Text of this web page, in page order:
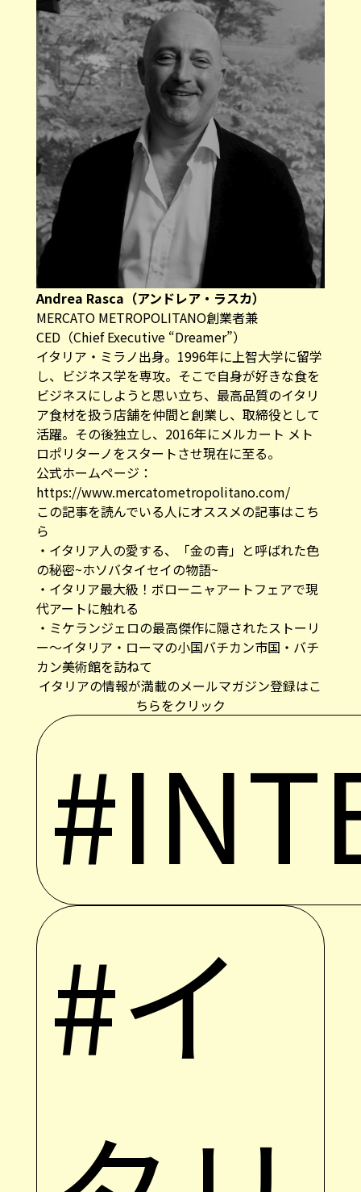
Andrea Rasca（アンドレア・ラスカ）
MERCATO METROPOLITANO創業者兼
CED（Chief Executive “Dreamer”）
イタリア・ミラノ出身。1996年に上智大学に留学
し、ビジネス学を専攻。そこで自身が好きな食を
ビジネスにしようと思い立ち、最高品質のイタリ
ア食材を扱う店舗を仲間と創業し、取締役として
活躍。その後独立し、2016年にメルカート メト
ロポリターノをスタートさせ現在に至る。
公式ホームページ：
https://www.mercatometropolitano.com/
この記事を読んでいる人にオススメの記事はこち
ら
・ イタリア人の愛する、「金の青」と呼ばれた色
の秘密~ホソバタイセイの物語~
・ イタリア最大級！ボローニャアートフェアで現
代アートに触れる
・ ミケランジェロの最高傑作に隠されたストーリ
ー〜イタリア・ローマの小国バチカン市国・バチ
カン美術館を訪ねて
イタリアの情報が満載のメールマガジン登録はこ
ちらをクリック
#イ